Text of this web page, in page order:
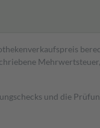
und die